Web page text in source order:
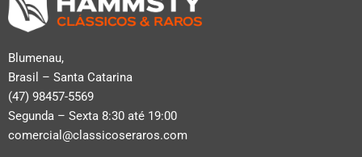
Blumenau,
Brasil – Santa Catarina
(47) 98457-5569
Segunda – Sexta 8:30 até 19:00
comercial@classicoseraros.com